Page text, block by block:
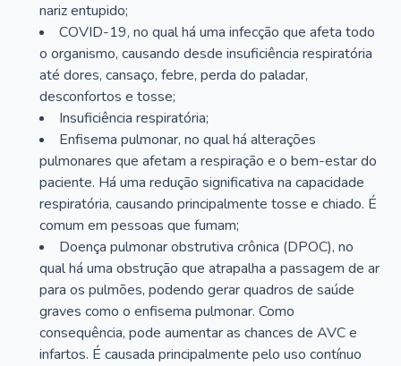
nariz entupido;
COVID-19, no qual há uma infecção que afeta todo
o organismo, causando desde insuficiência respiratória
até dores, cansaço, febre, perda do paladar,
desconfortos e tosse;
Insuficiência respiratória;
Enfisema pulmonar, no qual há alterações
pulmonares que afetam a respiração e o bem-estar do
paciente. Há uma redução significativa na capacidade
respiratória, causando principalmente tosse e chiado. É
comum em pessoas que fumam;
Doença pulmonar obstrutiva crônica (DPOC), no
qual há uma obstrução que atrapalha a passagem de ar
para os pulmões, podendo gerar quadros de saúde
graves como o enfisema pulmonar. Como
consequência, pode aumentar as chances de AVC e
infartos. É causada principalmente pelo uso contínuo